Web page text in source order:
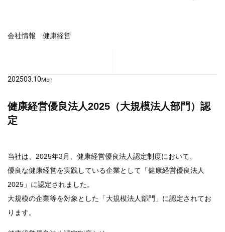
会社情報 健康経営
202503.10 Mon
健康経営優良法人2025（大規模法人部門）認
定
当社は、2025年3月、健康経営優良法人認定制度において、
優良な健康経営を実践している企業として「健康経営優良法人
2025」に認定されました。
大規模の企業等を対象とした「大規模法人部門」に認定されてお
ります。